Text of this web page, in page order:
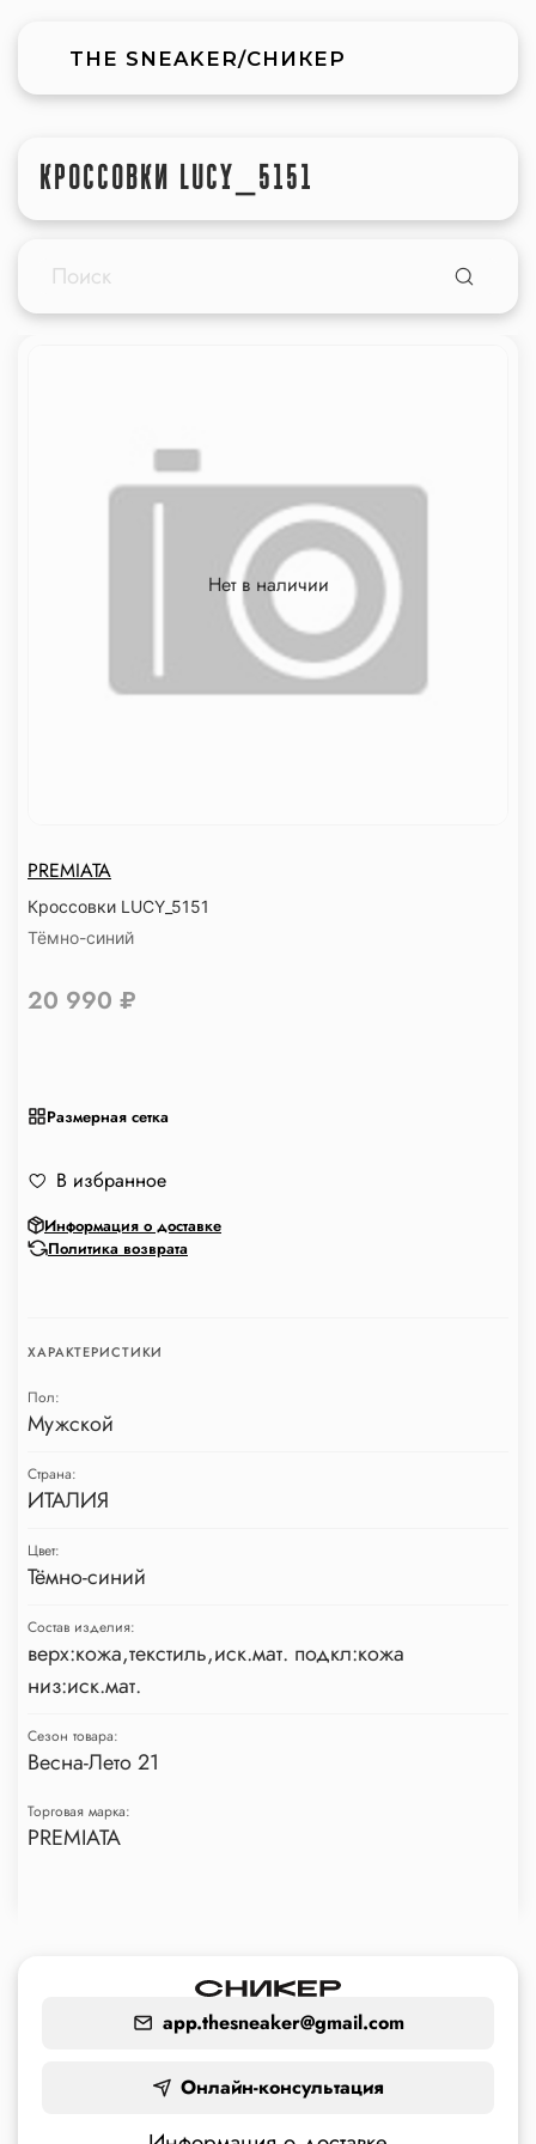
THE SNEAKER/СНИКЕР
КРОССОВКИ LUCY_5151
Нет в наличии
PREMIATA
Кроссовки LUCY_5151
Тёмно-синий
Размерная сетка
20 990 ₽
В избранное
Информация о доставке
Политика возврата
ХАРАКТЕРИСТИКИ
Пол:
Мужской
Страна:
ИТАЛИЯ
Цвет:
Тёмно-синий
Состав изделия:
верх:кожа,текстиль,иск.мат. подкл:кожа
низ:иск.мат.
Сезон товара:
Весна-Лето 21
Торговая марка:
PREMIATA
app.thesneaker@gmail.com
Онлайн-консультация